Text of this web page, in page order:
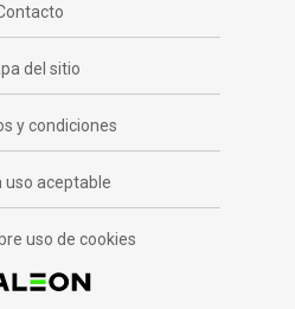
del sitio
y condiciones
uso aceptable
uso de cookies